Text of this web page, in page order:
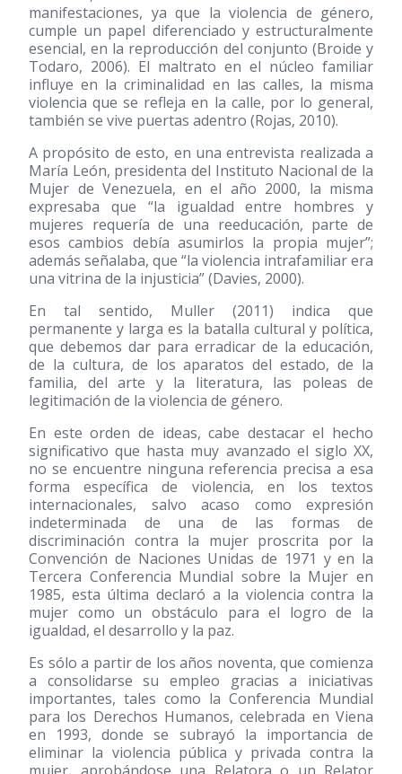
manifestaciones, ya que la violencia de género,
cumple un papel diferenciado y estructuralmente
esencial, en la reproducción del conjunto (Broide y
Todaro, 2006). El maltrato en el núcleo familiar
influye en la criminalidad en las calles, la misma
violencia que se refleja en la calle, por lo general,
también se vive puertas adentro (Rojas, 2010).
A propósito de esto, en una entrevista realizada a
María León, presidenta del Instituto Nacional de la
Mujer de Venezuela, en el año 2000, la misma
expresaba que “la igualdad entre hombres y
mujeres requería de una reeducación, parte de
esos cambios debía asumirlos la propia mujer”;
además señalaba, que “la violencia intrafamiliar era
una vitrina de la injusticia” (Davies, 2000).
En tal sentido, Muller (2011) indica que
permanente y larga es la batalla cultural y política,
que debemos dar para erradicar de la educación,
de la cultura, de los aparatos del estado, de la
familia, del arte y la literatura, las poleas de
legitimación de la violencia de género.
En este orden de ideas, cabe destacar el hecho
significativo que hasta muy avanzado el siglo XX,
no se encuentre ninguna referencia precisa a esa
forma específica de violencia, en los textos
internacionales, salvo acaso como expresión
indeterminada de una de las formas de
discriminación contra la mujer proscrita por la
Convención de Naciones Unidas de 1971 y en la
Tercera Conferencia Mundial sobre la Mujer en
1985, esta última declaró a la violencia contra la
mujer como un obstáculo para el logro de la
igualdad, el desarrollo y la paz.
Es sólo a partir de los años noventa, que comienza
a consolidarse su empleo gracias a iniciativas
importantes, tales como la Conferencia Mundial
para los Derechos Humanos, celebrada en Viena
en 1993, donde se subrayó la importancia de
eliminar la violencia pública y privada contra la